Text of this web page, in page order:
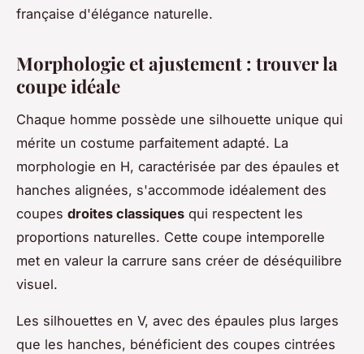
française d'élégance naturelle.
Morphologie et ajustement : trouver la
coupe idéale
Chaque homme possède une silhouette unique qui
mérite un costume parfaitement adapté. La
morphologie en H, caractérisée par des épaules et
hanches alignées, s'accommode idéalement des
coupes droites classiques qui respectent les
proportions naturelles. Cette coupe intemporelle
met en valeur la carrure sans créer de déséquilibre
visuel.
Les silhouettes en V, avec des épaules plus larges
que les hanches, bénéficient des coupes cintrées